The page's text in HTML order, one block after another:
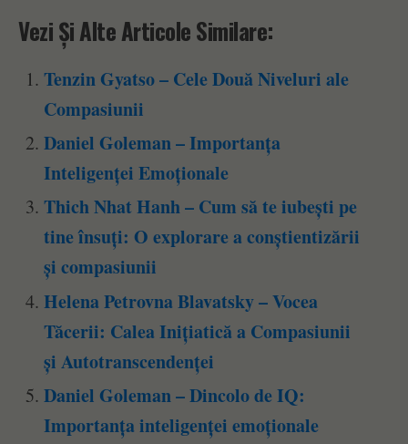
Vezi Și Alte Articole Similare:
Tenzin Gyatso – Cele Două Niveluri ale
Compasiunii
Daniel Goleman – Importanța
Inteligenței Emoționale
Thich Nhat Hanh – Cum să te iubești pe
tine însuți: O explorare a conștientizării
și compasiunii
Helena Petrovna Blavatsky – Vocea
Tăcerii: Calea Inițiatică a Compasiunii
și Autotranscendenței
Daniel Goleman – Dincolo de IQ:
Importanța inteligenței emoționale